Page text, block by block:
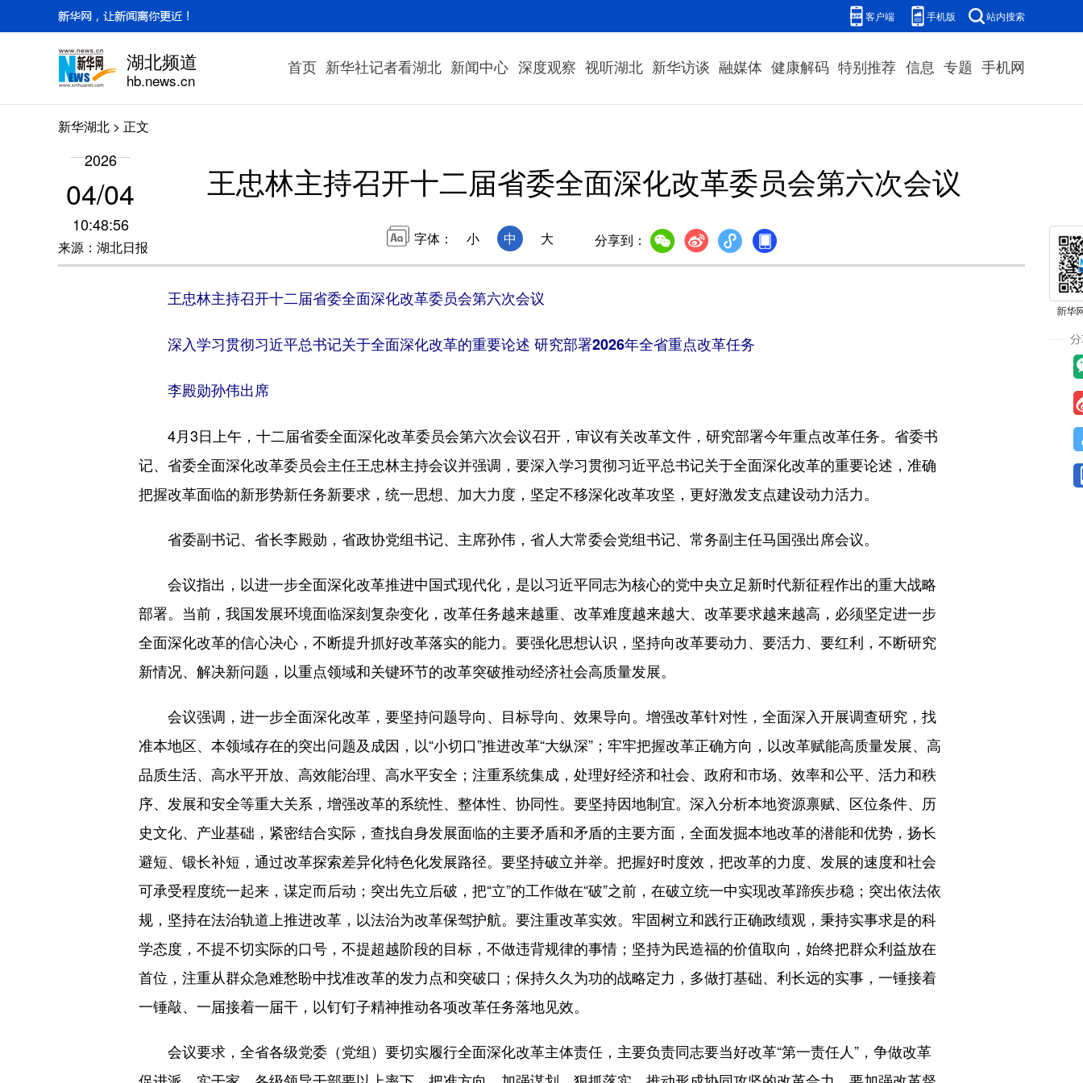
客户端 手机版 站内搜索
湖北频道
hb.news.cn
首页 新华社记者看湖北 新闻中心 深度观察 视听湖北 新华访谈 融媒体 健康解码 特别推荐 信息 专题 手机网
新华湖北 > 正文
2026
04/04
10:48:56
来源：湖北日报
王忠林主持召开十二届省委全面深化改革委员会第六次会议
字体： 小 中 大 分享到：
王忠林主持召开十二届省委全面深化改革委员会第六次会议
深入学习贯彻习近平总书记关于全面深化改革的重要论述 研究部署2026年全省重点改革任务
李殿勋孙伟出席
4月3日上午，十二届省委全面深化改革委员会第六次会议召开，审议有关改革文件，研究部署今年重点改革任务。省委书
记、省委全面深化改革委员会主任王忠林主持会议并强调，要深入学习贯彻习近平总书记关于全面深化改革的重要论述，准确
把握改革面临的新形势新任务新要求，统一思想、加大力度，坚定不移深化改革攻坚，更好激发支点建设动力活力。
省委副书记、省长李殿勋，省政协党组书记、主席孙伟，省人大常委会党组书记、常务副主任马国强出席会议。
会议指出，以进一步全面深化改革推进中国式现代化，是以习近平同志为核心的党中央立足新时代新征程作出的重大战略
部署。当前，我国发展环境面临深刻复杂变化，改革任务越来越重、改革难度越来越大、改革要求越来越高，必须坚定进一步
全面深化改革的信心决心，不断提升抓好改革落实的能力。要强化思想认识，坚持向改革要动力、要活力、要红利，不断研究
新情况、解决新问题，以重点领域和关键环节的改革突破推动经济社会高质量发展。
会议强调，进一步全面深化改革，要坚持问题导向、目标导向、效果导向。增强改革针对性，全面深入开展调查研究，找
准本地区、本领域存在的突出问题及成因，以“小切口”推进改革“大纵深”；牢牢把握改革正确方向，以改革赋能高质量发展、高
品质生活、高水平开放、高效能治理、高水平安全；注重系统集成，处理好经济和社会、政府和市场、效率和公平、活力和秩
序、发展和安全等重大关系，增强改革的系统性、整体性、协同性。要坚持因地制宜。深入分析本地资源禀赋、区位条件、历
史文化、产业基础，紧密结合实际，查找自身发展面临的主要矛盾和矛盾的主要方面，全面发掘本地改革的潜能和优势，扬长
避短、锻长补短，通过改革探索差异化特色化发展路径。要坚持破立并举。把握好时度效，把改革的力度、发展的速度和社会
可承受程度统一起来，谋定而后动；突出先立后破，把“立”的工作做在“破”之前，在破立统一中实现改革蹄疾步稳；突出依法依
规，坚持在法治轨道上推进改革，以法治为改革保驾护航。要注重改革实效。牢固树立和践行正确政绩观，秉持实事求是的科
学态度，不提不切实际的口号，不提超越阶段的目标，不做违背规律的事情；坚持为民造福的价值取向，始终把群众利益放在
首位，注重从群众急难愁盼中找准改革的发力点和突破口；保持久久为功的战略定力，多做打基础、利长远的实事，一锤接着
一锤敲、一届接着一届干，以钉钉子精神推动各项改革任务落地见效。
会议要求，全省各级党委（党组）要切实履行全面深化改革主体责任，主要负责同志要当好改革“第一责任人”，争做改革